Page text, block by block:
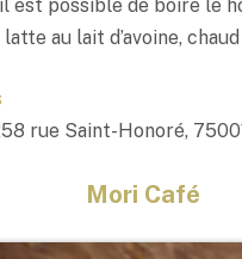
est possible de boire le
au lait d’avoine,
rue Saint-Honoré,
Mori Café